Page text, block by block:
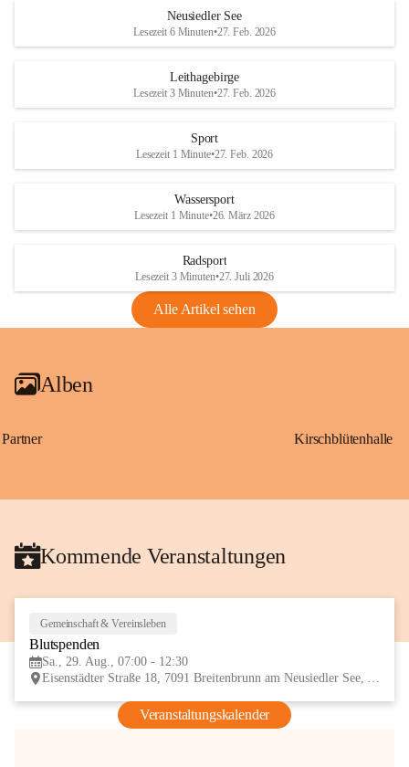
S
und den daraus folgenden wirtschaftlichen
Maßnahmen zur Bekämpfung
Rebe und der Amerikanischen
Anhang VBl. EU Nr. 18
1 Seite•1,4 MB
VBl. EU Nr. 18_2026
r
S
Neusiedler See
Lesezeit 6 Minuten•27. Feb. 2026
Leithagebirge
Lesezeit 3 Minuten•27. Feb. 2026
Sport
Lesezeit 1 Minute•27. Feb. 2026
Wassersport
Lesezeit 1 Minute•26. März 2026
Radsport
Lesezeit 3 Minuten•27. Juli 2026
Alle Artikel sehen
Alben
Partner Kirschblütenhalle
Kommende Veranstaltungen
Gemeinschaft & Vereinsleben
Blutspenden
Sa., 29. Aug., 07:00 - 12:30
Eisenstädter Straße 18, 7091 Breitenbrunn am Neusiedler See, AUT
Veranstaltungskalender